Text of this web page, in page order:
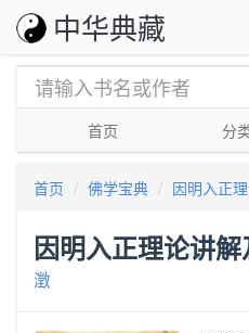
中华典藏
首页 分
首页 佛学宝典 因明入正
因明入正理论讲
澂